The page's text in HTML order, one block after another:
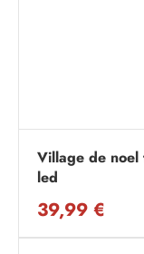
Village de noel
led
39,99 €